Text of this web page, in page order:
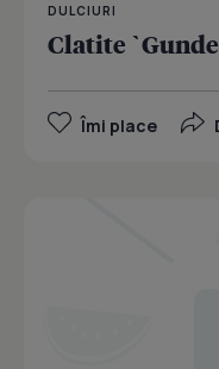
DULCIURI
Clatite
Îmi place